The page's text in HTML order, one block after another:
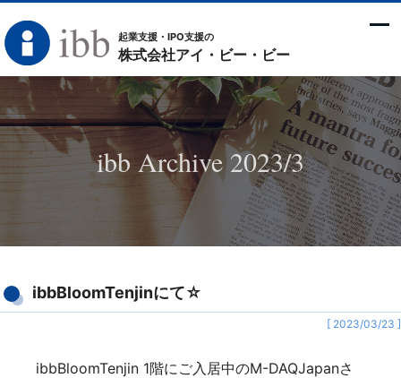
起業支援・IPO支援の
株式会社アイ・ビー・ビー
ibb Archive 2023/3
ibbBloomTenjinにて☆
[ 2023/03/23 ]
ibbBloomTenjin 1階にご入居中のM-DAQJapanさ